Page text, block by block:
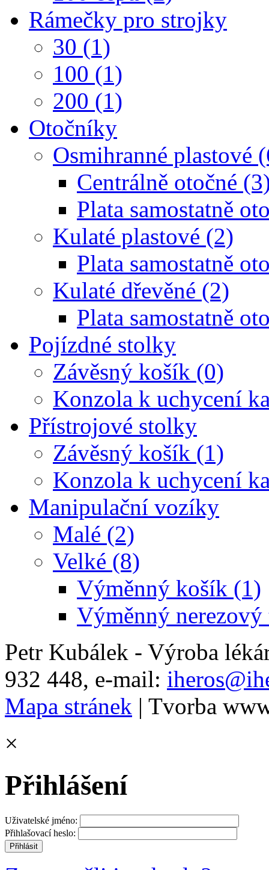
Rámečky pro strojky
30 (1)
100 (1)
200 (1)
Otočníky
Osmihranné plastové
Centrálně otočné
Plata samostatně
Kulaté plastové (2)
Plata samostatně
Kulaté dřevěné (2)
Plata samostatně
Pojízdné stolky
Závěsný košík (0)
Konzola k uchycení
Přístrojové stolky
Závěsný košík (1)
Konzola k uchycení
Manipulační vozíky
Malé (2)
Velké (8)
Výměnný košík (1)
Výměnný nerezový
Petr Kubálek - Výroba
932 448, e-mail:
Mapa stránek | Tvorba
×
Přihlášení
Uživatelské jméno:
Přihlašovací heslo: